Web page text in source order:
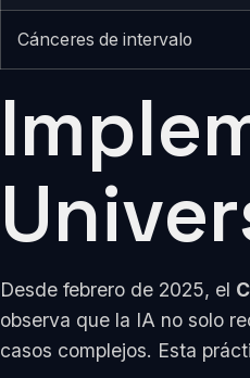
Cánceres de intervalo
Desde febrero de 2025, el
observa que la IA no solo
casos complejos. Esta